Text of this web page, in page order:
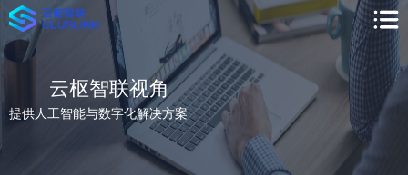
云枢智联视角
提供人工智能与数字化解决方案